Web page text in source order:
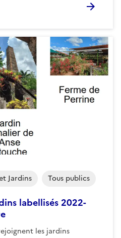
labellisés 2022-
les jardins
Jardins Tous publics